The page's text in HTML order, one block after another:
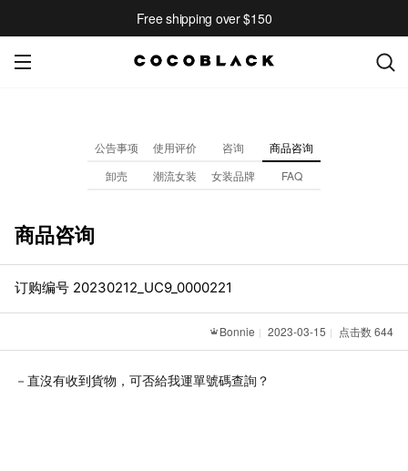
Free shipping over $150
公告事项 使用评价 咨询
商品咨询
卸売
潮流女装 女装品牌 FAQ
商品咨询
订购编号 20230212_UC9_0000221
Bonnie 2023-03-15 点击数 644
－直沒有收到貨物，可否給我運單號碼查詢？